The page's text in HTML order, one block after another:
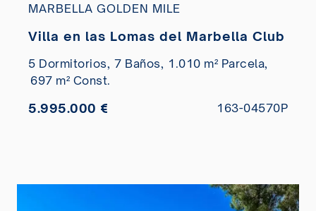
MARBELLA GOLDEN MILE
Villa en las Lomas del Marbella Club
5 Dormitorios, 7 Baños, 1.010 m² Parcela,
697 m² Const.
5.995.000 € 163-04570P